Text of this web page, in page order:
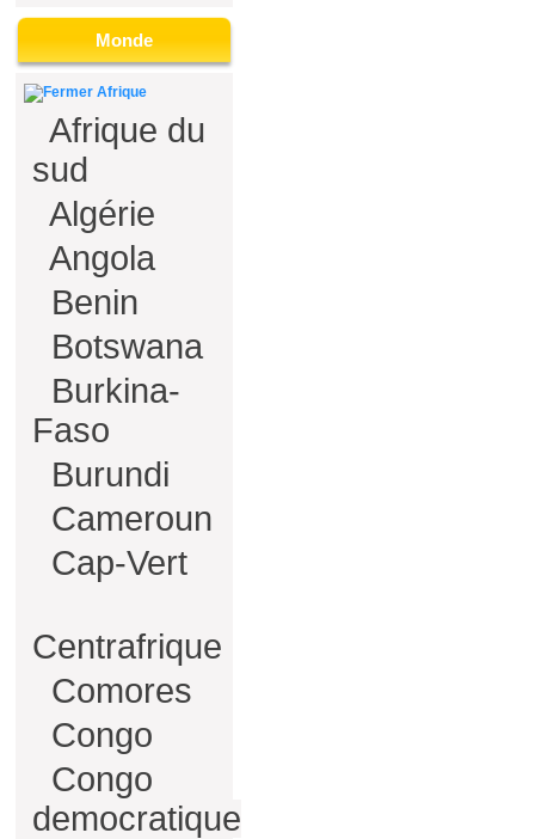
Monde
Afrique
Afrique du
sud
Algérie
Angola
Benin
Botswana
Burkina-
Faso
Burundi
Cameroun
Cap-Vert
Centrafrique
Comores
Congo
Congo
democratique